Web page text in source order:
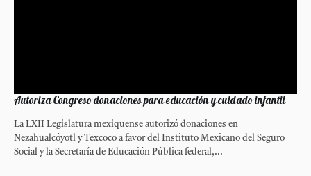
Autoriza Congreso donaciones para educación y cuidado infantil
La LXII Legislatura mexiquense autorizó donaciones en
Nezahualcóyotl y Texcoco a favor del Instituto Mexicano del Seguro
Social y la Secretaría de Educación Pública federal,...